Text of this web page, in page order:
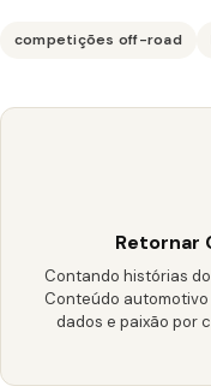
competições off-road
Retornar
Contando histórias
Conteúdo
dados e paixão por